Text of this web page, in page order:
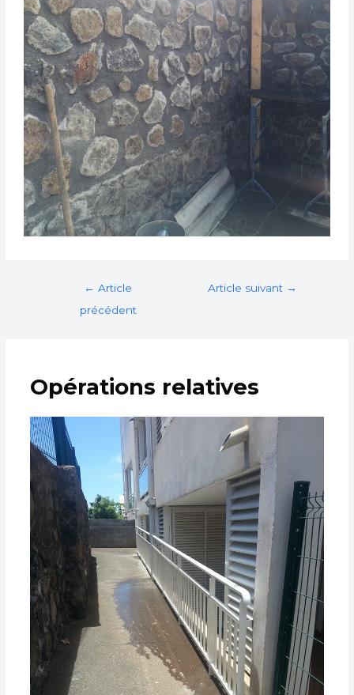
← Article
précédent
Article suivant →
Opérations relatives